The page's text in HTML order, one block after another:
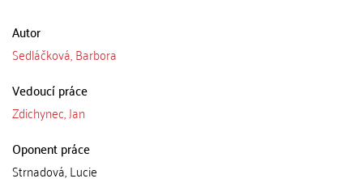
Autor
Sedláčková, Barbora
Vedoucí práce
Zdichynec, Jan
Oponent práce
Strnadová, Lucie